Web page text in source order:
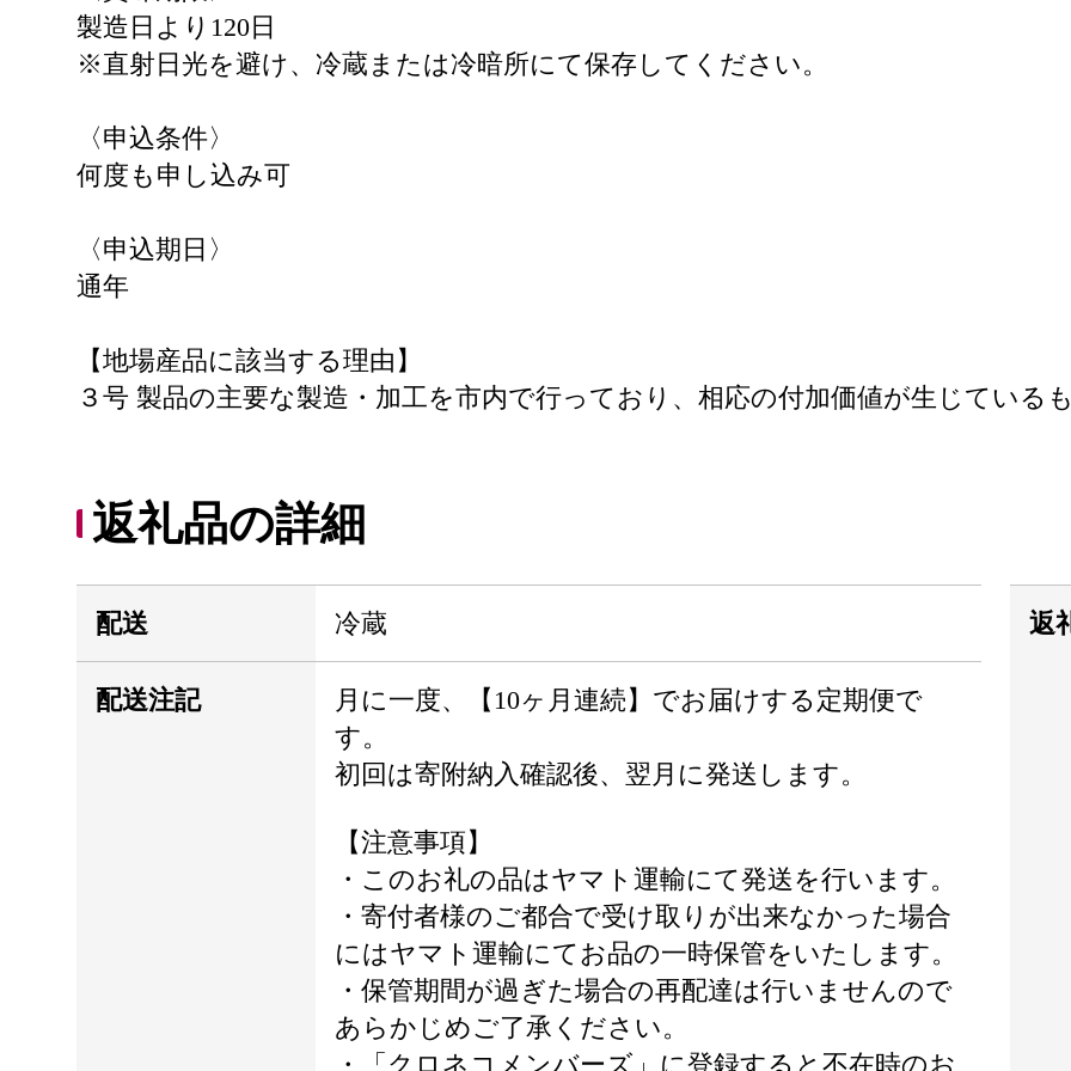
製造日より120日
※直射日光を避け、冷蔵または冷暗所にて保存してください。
〈申込条件〉
何度も申し込み可
〈申込期日〉
通年
【地場産品に該当する理由】
３号 製品の主要な製造・加工を市内で行っており、相応の付加価値が生じている
返礼品の詳細
配送 冷蔵
配送注記
月に一度、【10ヶ月連続】でお届けする定期便で
す。
初回は寄附納入確認後、翌月に発送します。
【注意事項】
・このお礼の品はヤマト運輸にて発送を行います。
・寄付者様のご都合で受け取りが出来なかった場合
にはヤマト運輸にてお品の一時保管をいたします。
・保管期間が過ぎた場合の再配達は行いませんので
あらかじめご了承ください。
・「クロネコメンバーズ」に登録すると不在時のお
返